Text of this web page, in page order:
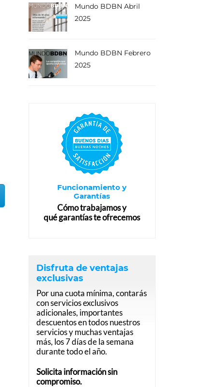
Mundo BDBN Abril
2025
Mundo BDBN Febrero
2025
Funcionamiento y
Garantías
Cómo trabajamos y
qué garantías te ofrecemos
Disfruta de ventajas
exclusivas
Por una cuota mínima, contarás
con servicios exclusivos
adicionales, importantes
descuentos en todos nuestros
servicios y muchas ventajas
más, los 7 días de la semana
durante todo el año.
Solicita información sin
compromiso.